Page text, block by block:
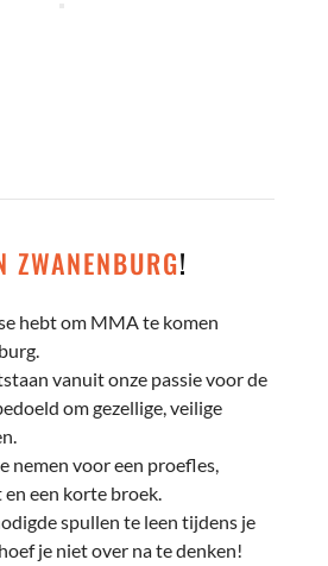
ZWANENBURG!
hebt om MMA te komen
vanuit onze passie voor de
om gezellige, veilige
nemen voor een proefles,
een korte broek.
spullen te leen tijdens je
je niet over na te denken!